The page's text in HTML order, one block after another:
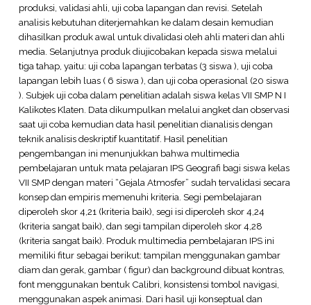
produksi, validasi ahli, uji coba lapangan dan revisi. Setelah
analisis kebutuhan diterjemahkan ke dalam desain kemudian
dihasilkan produk awal untuk divalidasi oleh ahli materi dan ahli
media. Selanjutnya produk diujicobakan kepada siswa melalui
tiga tahap, yaitu: uji coba lapangan terbatas (3 siswa ), uji coba
lapangan lebih luas ( 6 siswa ), dan uji coba operasional (20 siswa
). Subjek uji coba dalam penelitian adalah siswa kelas VII SMP N I
Kalikotes Klaten. Data dikumpulkan melalui angket dan observasi
saat uji coba kemudian data hasil penelitian dianalisis dengan
teknik analisis deskriptif kuantitatif. Hasil penelitian
pengembangan ini menunjukkan bahwa multimedia
pembelajaran untuk mata pelajaran IPS Geografi bagi siswa kelas
VII SMP dengan materi “Gejala Atmosfer” sudah tervalidasi secara
konsep dan empiris memenuhi kriteria. Segi pembelajaran
diperoleh skor 4,21 (kriteria baik), segi isi diperoleh skor 4,24
(kriteria sangat baik), dan segi tampilan diperoleh skor 4,28
(kriteria sangat baik). Produk multimedia pembelajaran IPS ini
memiliki fitur sebagai berikut: tampilan menggunakan gambar
diam dan gerak, gambar ( figur) dan background dibuat kontras,
font menggunakan bentuk Calibri, konsistensi tombol navigasi,
menggunakan aspek animasi. Dari hasil uji konseptual dan